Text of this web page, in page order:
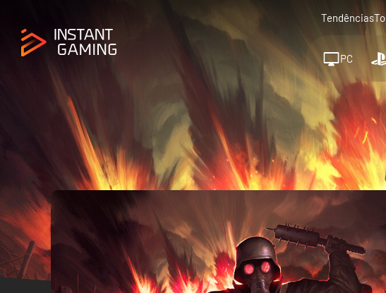
Tendências
PC